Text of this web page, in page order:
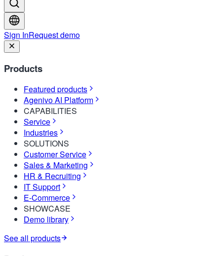
Sign InRequest demo
Products
Featured products
Agenivo AI Platform
CAPABILITIES
Service
Industries
SOLUTIONS
Customer Service
Sales & Marketing
HR & Recruiting
IT Support
E-Commerce
SHOWCASE
Demo library
See all products